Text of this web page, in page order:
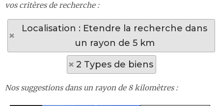
vos critères de recherche :
Localisation : Etendre la recherche dans
un rayon de 5 km
2 Types de biens
Nos suggestions dans un rayon de 8 kilomètres :